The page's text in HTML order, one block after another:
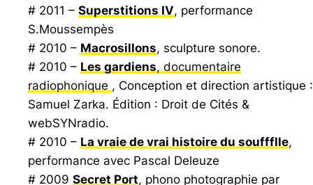
# 2011 – Superstitions IV, performance
S.Moussempès
# 2010 – Macrosillons, sculpture sonore.
# 2010 – Les gardiens, documentaire
radiophonique , Conception et direction artistique :
Samuel Zarka. Édition : Droit de Cités &
webSYNradio.
# 2010 – La vraie de vrai histoire du souffflle,
performance avec Pascal Deleuze
# 2009 Secret Port, phono photographie par